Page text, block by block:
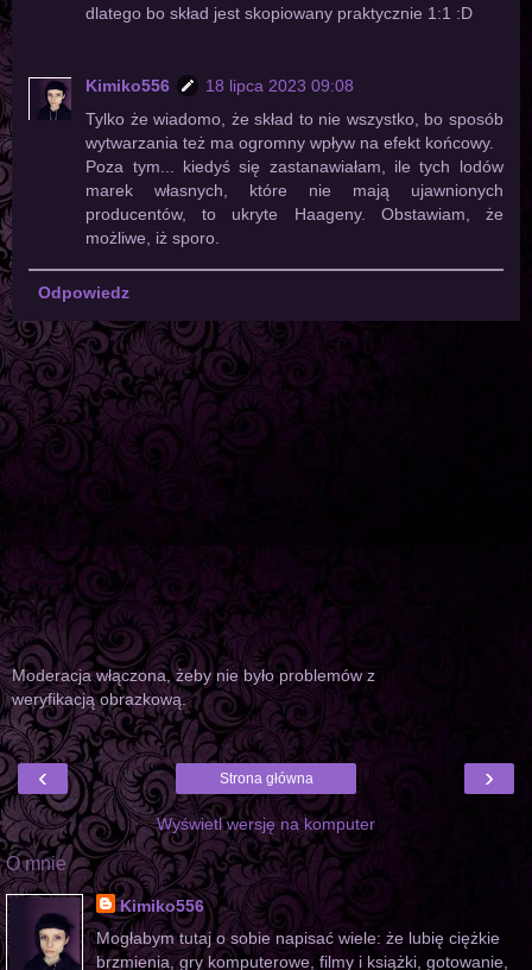
dlatego bo skład jest skopiowany praktycznie 1:1 :D
Kimiko556
18 lipca 2023 09:08
Tylko że wiadomo, że skład to nie wszystko, bo sposób
wytwarzania też ma ogromny wpływ na efekt końcowy.
Poza tym... kiedyś się zastanawiałam, ile tych lodów
marek własnych, które nie mają ujawnionych
producentów, to ukryte Haageny. Obstawiam, że
możliwe, iż sporo.
Odpowiedz
Moderacja włączona, żeby nie było problemów z
weryfikacją obrazkową.
‹ ›
Strona główna
Wyświetl wersję na komputer
O mnie
Kimiko556
Mogłabym tutaj o sobie napisać wiele: że lubię ciężkie
brzmienia, gry komputerowe, filmy i książki, gotowanie,